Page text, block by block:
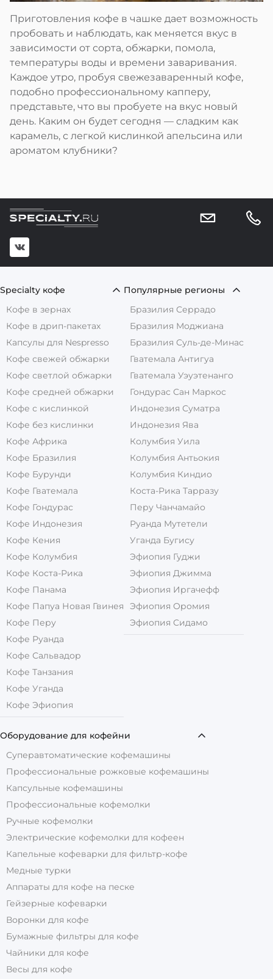
Приготовления кофе в чашке дает возможность
пробовать и наблюдать, как меняется вкус в
зависимости от сорта, обжарки, помола,
температуры воды и времени заваривания.
Каждое утро, пробуя свежезаваренный кофе,
подобно профессиональному капперу,
представьте, что вы пробуете на вкус новый
день. Каким он будет сегодня — сладким как
карамель, с легкой кислинкой апельсина или
ароматом клубники?
Specialty кофе
Кофе в зернах
Кофе в дрип-пакетах
Капсулы для Nespresso
Кофе свежей обжарки
Кофе светлой обжарки
Кофе средней обжарки
Кофе с кислинкой
Кофе без кислинки
Кофе Африка
Кофе Бразилия
Кофе Бурунди
Кофе Гватемала
Кофе Гондурас
Кофе Индонезия
Кофе Кения
Кофе Колумбия
Кофе Коста-Рика
Кофе Панама
Кофе Папуа Новая Гвинея
Кофе Перу
Кофе Руанда
Кофе Сальвадор
Кофе Танзания
Кофе Уганда
Кофе Эфиопия
Популярные регионы
Бразилия Серрадо
Бразилия Моджиана
Бразилия Суль-де-Минас
Гватемала Антигуа
Гватемала Уэуэтенанго
Гондурас Сан Маркос
Индонезия Суматра
Индонезия Ява
Колумбия Уила
Колумбия Антьокия
Колумбия Киндио
Коста-Рика Тарразу
Перу Чанчамайо
Руанда Мутетели
Уганда Бугису
Эфиопия Гуджи
Эфиопия Джимма
Эфиопия Иргачефф
Эфиопия Оромия
Эфиопия Сидамо
Оборудование для кофейни
Суперавтоматические кофемашины
Профессиональные рожковые кофемашины
Капсульные кофемашины
Профессиональные кофемолки
Ручные кофемолки
Электрические кофемолки для кофеен
Капельные кофеварки для фильтр-кофе
Медные турки
Аппараты для кофе на песке
Гейзерные кофеварки
Воронки для кофе
Бумажные фильтры для кофе
Чайники для кофе
Весы для кофе